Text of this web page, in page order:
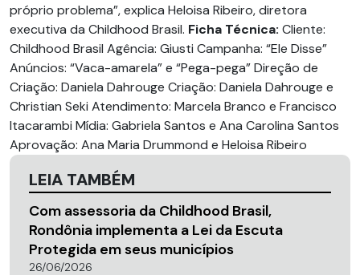
próprio problema”, explica Heloisa Ribeiro, diretora
executiva da Childhood Brasil. Ficha Técnica: Cliente:
Childhood Brasil Agência: Giusti Campanha: “Ele Disse”
Anúncios: “Vaca-amarela” e “Pega-pega” Direção de
Criação: Daniela Dahrouge Criação: Daniela Dahrouge e
Christian Seki Atendimento: Marcela Branco e Francisco
Itacarambi Mídia: Gabriela Santos e Ana Carolina Santos
Aprovação: Ana Maria Drummond e Heloisa Ribeiro
LEIA TAMBÉM
Com assessoria da Childhood Brasil,
Rondônia implementa a Lei da Escuta
Protegida em seus municípios
26/06/2026